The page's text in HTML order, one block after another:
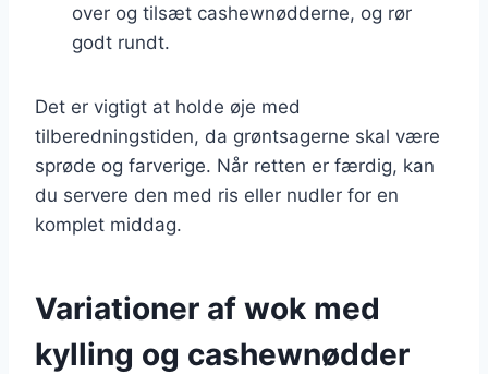
over og tilsæt cashewnødderne, og rør
godt rundt.
Det er vigtigt at holde øje med
tilberedningstiden, da grøntsagerne skal være
sprøde og farverige. Når retten er færdig, kan
du servere den med ris eller nudler for en
komplet middag.
Variationer af wok med
kylling og cashewnødder